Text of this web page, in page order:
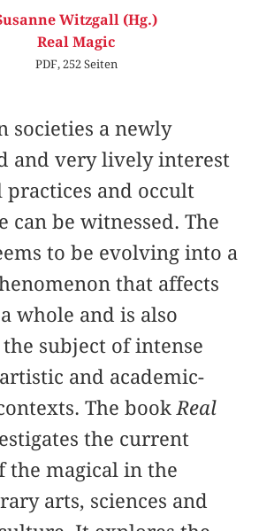
Witzgall (Hg.)
Real Magic
PDF, 252 Seiten
societies a newly
and very lively interest
practices and occult
can be witnessed. The
to be evolving into a
that affects
whole and is also
subject of intense
and academic-
The book Real
the current
the magical in the
arts, sciences and